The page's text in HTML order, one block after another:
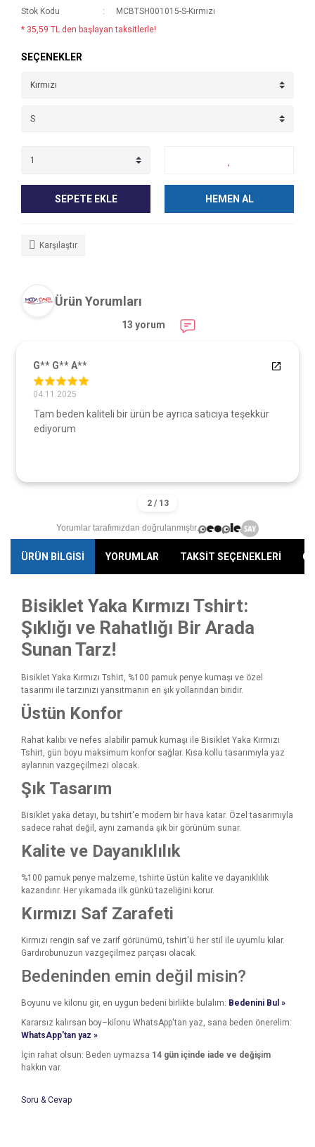
Stok Kodu
MCBTSH001015-S-Kırmızı
* 35,59 TL den başlayan taksitlerle!
SEÇENEKLER
SEPETE EKLE HEMEN AL
Karşılaştır
Ürün Yorumları
13 yorum
G** G** A**
04.11.2025
Tam beden kaliteli bir ürün be ayrıca satıcıya teşekkür
ediyorum
Yorumlar tarafımızdan doğrulanmıştır.
ÜRÜN BİLGİSİ YORUMLAR TAKSİT SEÇENEKLERİ
Bisiklet Yaka Kırmızı Tshirt:
Şıklığı ve Rahatlığı Bir Arada
Sunan Tarz!
Bisiklet Yaka Kırmızı Tshirt, %100 pamuk penye kumaşı ve özel
tasarımı ile tarzınızı yansıtmanın en şık yollarından biridir.
Üstün Konfor
Rahat kalıbı ve nefes alabilir pamuk kumaşı ile Bisiklet Yaka Kırmızı
Tshirt, gün boyu maksimum konfor sağlar. Kısa kollu tasarımıyla yaz
aylarının vazgeçilmezi olacak.
Şık Tasarım
Bisiklet yaka detayı, bu tshirt'e modern bir hava katar. Özel tasarımıyla
sadece rahat değil, aynı zamanda şık bir görünüm sunar.
Kalite ve Dayanıklılık
%100 pamuk penye malzeme, tshirte üstün kalite ve dayanıklılık
kazandırır. Her yıkamada ilk günkü tazeliğini korur.
Kırmızı Saf Zarafeti
Kırmızı rengin saf ve zarif görünümü, tshirt'ü her stil ile uyumlu kılar.
Gardırobunuzun vazgeçilmez parçası olacak.
Bedeninden emin değil misin?
Boyunu ve kilonu gir, en uygun bedeni birlikte bulalım: Bedenini Bul »
Kararsız kalırsan boy–kilonu WhatsApp'tan yaz, sana beden önerelim:
WhatsApp'tan yaz »
İçin rahat olsun: Beden uymazsa 14 gün içinde iade ve değişim
hakkın var.
Soru & Cevap